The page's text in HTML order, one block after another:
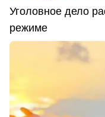
Уголовное дело
режиме